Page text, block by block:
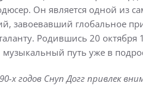
Он является одной из
завоевавший глобальное
Родившись 20
музыкальный путь уже в
х годов Снуп Догг привлек